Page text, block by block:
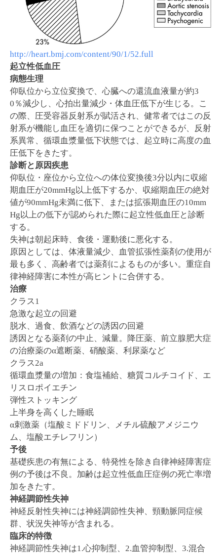
http://heart.bmj.com/content/90/1/52.full
起立性低血圧
病態生理
仰臥位から立位変換で、心臓への還流血液量が約3
0％減少し、心拍出量減少・体血圧低下が生じる。こ
の際、圧受容器反射系が賦活され、健常者ではこの反
射系が機能し血圧を適切に保つことができるが、反射
系異常、循環血漿量低下状態では、起立時に高度の血
圧低下をきたす。
診断と原因疾患
仰臥位・座位から立位への体位変換後3分以内に収縮
期血圧が20mmHg以上低下するか、収縮期血圧の絶対
値が90mmHg未満に低下、または拡張期血圧の10mm
Hg以上の低下が認められた際に起立性低血圧と診断
する。
失神は朝起床時、食後・運動後に悪化する。
原因としては、体液量減少、血管拡張性薬剤の使用が
最も多く、高齢者では薬剤によるものが多い。重症自
律神経障害に本性が高ヒントに合併する。
治療
クラス1
急激な起立の回避
脱水、過食、飲酒などの誘因の回避
誘因となる薬剤の中止、減量。降圧薬、前立腺肥大症
の治療薬のα遮断薬、硝酸薬、利尿薬など
クラス2a
循環血漿量の増加：食塩補給、糖質コルチコイド、エ
リスロポイエチン
弾性ストッキング
上半身を高くした睡眠
α刺激薬（塩酸ミドドリン、メチル硫酸アメジニウ
ム、塩酸エチレフリン）
予後
基礎疾患の有無による、特発性を除き自律神経障害症
例の予後は不良。加齢は起立性低血圧症例の死亡率増
加をきたす。
神経調節性失神
神経反射性失神には神経調節性失神、頸動脈同症候
群、状況失神等が含まれる。
臨床的特徴
神経調節性失神は1.心抑制型、2.血管抑制型、3.混合